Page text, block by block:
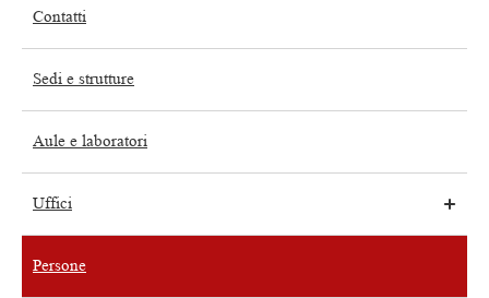
Contatti
Sedi e strutture
Aule e laboratori
Uffici
Persone